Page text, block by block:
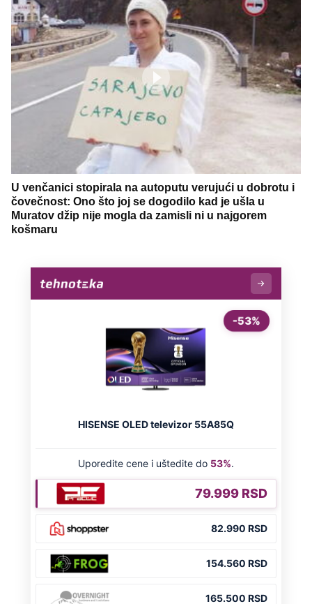
U venčanici stopirala na autoputu verujući u dobrotu i
čovečnost: Ono što joj se dogodilo kad je ušla u
Muratov džip nije mogla da zamisli ni u najgorem
košmaru